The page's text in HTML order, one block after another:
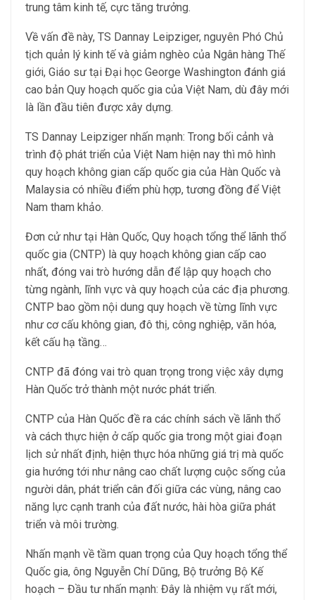
trung tâm kinh tế, cực tăng trưởng.
Về vấn đề này, TS Dannay Leipziger, nguyên Phó Chủ
tịch quản lý kinh tế và giảm nghèo của Ngân hàng Thế
giới, Giáo sư tại Đại học George Washington đánh giá
cao bản Quy hoạch quốc gia của Việt Nam, dù đây mới
là lần đầu tiên được xây dựng.
TS Dannay Leipziger nhấn mạnh: Trong bối cảnh và
trình độ phát triển của Việt Nam hiện nay thì mô hình
quy hoạch không gian cấp quốc gia của Hàn Quốc và
Malaysia có nhiều điểm phù hợp, tương đồng để Việt
Nam tham khảo.
Đơn cử như tại Hàn Quốc, Quy hoạch tổng thể lãnh thổ
quốc gia (CNTP) là quy hoạch không gian cấp cao
nhất, đóng vai trò hướng dẫn để lập quy hoạch cho
từng ngành, lĩnh vực và quy hoạch của các địa phương.
CNTP bao gồm nội dung quy hoạch về từng lĩnh vực
như cơ cấu không gian, đô thị, công nghiệp, văn hóa,
kết cấu hạ tầng…
CNTP đã đóng vai trò quan trọng trong việc xây dựng
Hàn Quốc trở thành một nước phát triển.
CNTP của Hàn Quốc đề ra các chính sách về lãnh thổ
và cách thực hiện ở cấp quốc gia trong một giai đoạn
lịch sử nhất định, hiện thực hóa những giá trị mà quốc
gia hướng tới như nâng cao chất lượng cuộc sống của
người dân, phát triển cân đối giữa các vùng, nâng cao
năng lực cạnh tranh của đất nước, hài hòa giữa phát
triển và môi trường.
Nhấn mạnh về tầm quan trọng của Quy hoạch tổng thể
Quốc gia, ông Nguyễn Chí Dũng, Bộ trưởng Bộ Kế
hoạch – Đầu tư nhấn mạnh: Đây là nhiệm vụ rất mới,